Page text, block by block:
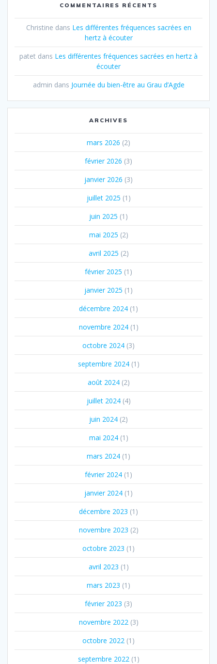
COMMENTAIRES RÉCENTS
Christine dans Les différentes fréquences sacrées en
hertz à écouter
patet dans Les différentes fréquences sacrées en hertz à
écouter
admin dans Journée du bien-être au Grau d’Agde
ARCHIVES
mars 2026 (2)
février 2026 (3)
janvier 2026 (3)
juillet 2025 (1)
juin 2025 (1)
mai 2025 (2)
avril 2025 (2)
février 2025 (1)
janvier 2025 (1)
décembre 2024 (1)
novembre 2024(1)
octobre 2024 (3)
septembre 2024(1)
août 2024(2)
juillet 2024(4)
juin 2024 (2)
mai 2024(1)
mars 2024 (1)
février 2024 (1)
janvier 2024 (1)
décembre 2023 (1)
novembre 2023 (2)
octobre 2023 (1)
avril 2023 (1)
mars 2023 (1)
février 2023 (3)
novembre 2022 (3)
octobre 2022 (1)
septembre 2022 (1)